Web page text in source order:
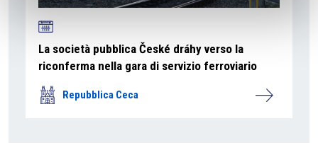
La società pubblica České dráhy verso la
riconferma nella gara di servizio ferroviario
Repubblica Ceca